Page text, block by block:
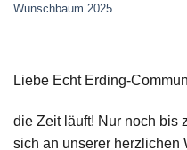
Wunschbaum 2025
Liebe Echt Erding-
die Zeit läuft! Nur noch bis
sich an unserer herzlichen